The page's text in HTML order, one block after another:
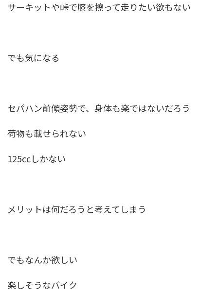
サーキットや峠で膝を擦って走りたい欲もない
でも気になる
セパハン前傾姿勢で、身体も楽ではないだろう
荷物も載せられない
125㏄しかない
メリットは何だろうと考えてしまう
でもなんか欲しい
楽しそうなバイク